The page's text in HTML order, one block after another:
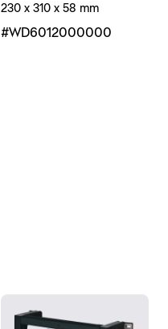
230 x 310 x 58 mm
#WD6012000000